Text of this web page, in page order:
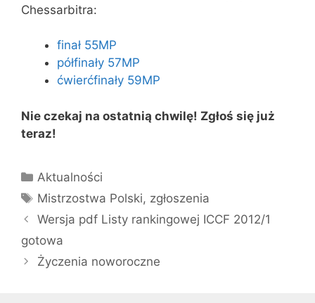
Chessarbitra:
finał 55MP
półfinały 57MP
ćwierćfinały 59MP
Nie czekaj na ostatnią chwilę! Zgłoś się już
teraz!
Kategorie
Aktualności
Tagi
Mistrzostwa Polski, zgłoszenia
Wersja pdf Listy rankingowej ICCF 2012/1
gotowa
Życzenia noworoczne